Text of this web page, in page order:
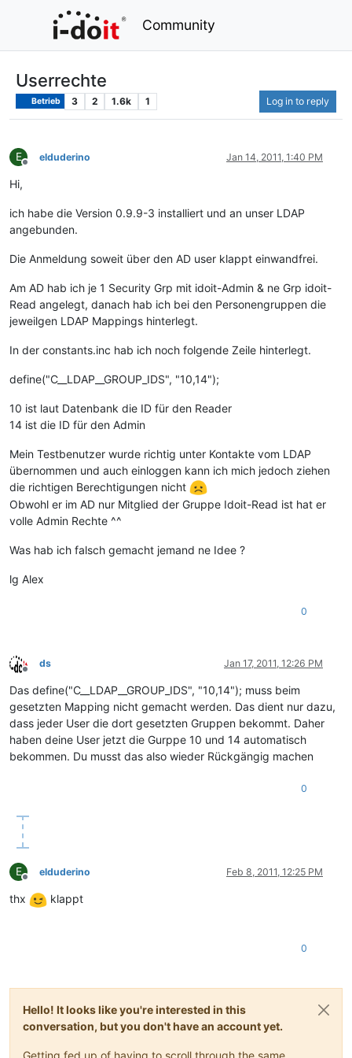
Community
Userrechte
Betrieb 3 2 1.6k 1 Log in to reply
E
Offline
elduderino Jan 14, 2011, 1:40 PM
Hi,
ich habe die Version 0.9.9-3 installiert und an unser LDAP
angebunden.
Die Anmeldung soweit über den AD user klappt einwandfrei.
Am AD hab ich je 1 Security Grp mit idoit-Admin & ne Grp idoit-
Read angelegt, danach hab ich bei den Personengruppen die
jeweilgen LDAP Mappings hinterlegt.
In der constants.inc hab ich noch folgende Zeile hinterlegt.
define("C__LDAP__GROUP_IDS", "10,14");
10 ist laut Datenbank die ID für den Reader
14 ist die ID für den Admin
Mein Testbenutzer wurde richtig unter Kontakte vom LDAP
übernommen und auch einloggen kann ich mich jedoch ziehen
die richtigen Berechtigungen nicht
Obwohl er im AD nur Mitglied der Gruppe Idoit-Read ist hat er
volle Admin Rechte ^^
Was hab ich falsch gemacht jemand ne Idee ?
lg Alex
0
Offline
ds Jan 17, 2011, 12:26 PM
Das define("C__LDAP__GROUP_IDS", "10,14"); muss beim
gesetzten Mapping nicht gemacht werden. Das dient nur dazu,
dass jeder User die dort gesetzten Gruppen bekommt. Daher
haben deine User jetzt die Gurppe 10 und 14 automatisch
bekommen. Du musst das also wieder Rückgängig machen
0
E
Offline
elduderino Feb 8, 2011, 12:25 PM
thx klappt
0
Hello! It looks like you're interested in this
conversation, but you don't have an account yet.